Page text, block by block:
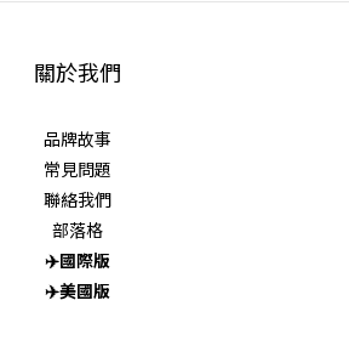
關於我們
品牌故事
常見問題
聯絡我們
部落格
✈️國際版
✈️美國版